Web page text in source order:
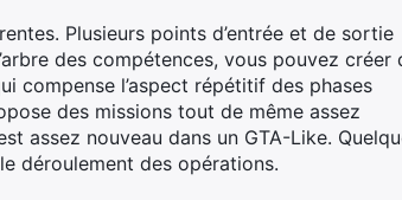
Plusieurs points d’entrée et de sortie
des compétences, vous pouvez créer
compense l’aspect répétitif des phases
des missions tout de même assez
assez nouveau dans un GTA-Like.
déroulement des opérations.